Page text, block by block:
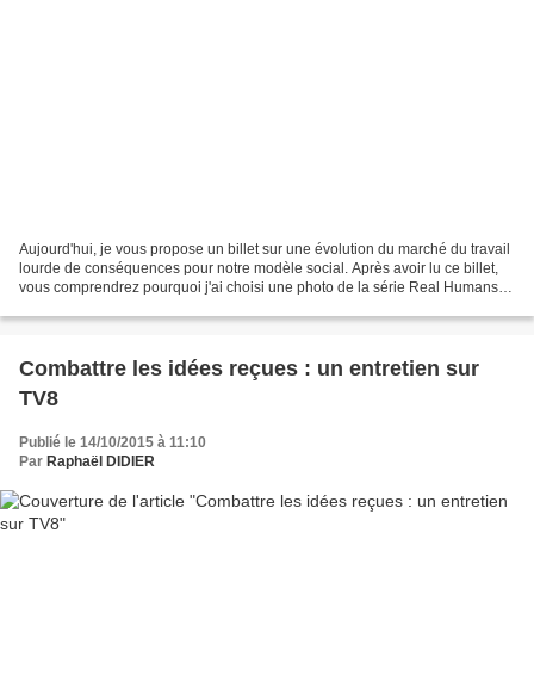
Aujourd'hui, je vous propose un billet sur une évolution du marché du travail
lourde de conséquences pour notre modèle social. Après avoir lu ce billet,
vous comprendrez pourquoi j'ai choisi une photo de la série Real Humans
Combattre les idées reçues : un entretien sur
TV8
Publié le 14/10/2015 à 11:10
Par Raphaël DIDIER